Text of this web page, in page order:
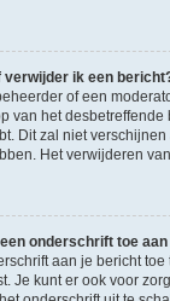
verwijder ik een
of een
van het
Dit zal niet
Het verwijderen
onderschrift toe
aan je bericht
Je kunt er ook voor